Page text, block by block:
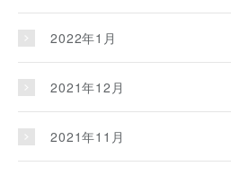
2022年1月
2021年12月
2021年11月